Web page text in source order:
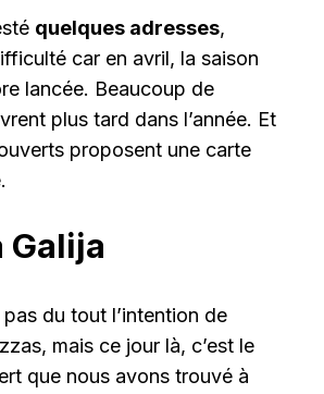
quelques adresses,
car en avril, la saison
lancée. Beaucoup de
plus tard dans l’année. Et
proposent une carte
Galija
pas du tout l’intention de
mais ce jour là, c’est le
que nous avons trouvé à